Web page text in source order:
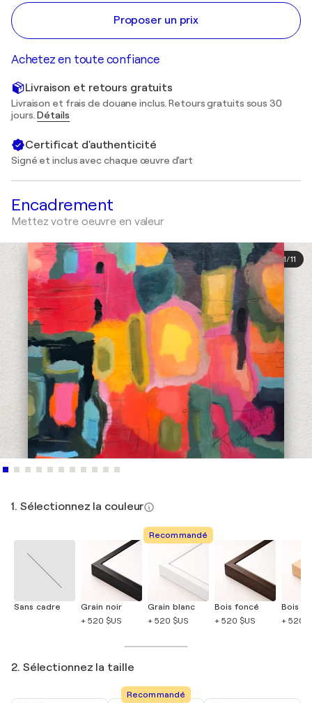
Proposer un prix
Achetez en toute confiance
Livraison et retours gratuits
Livraison et frais de douane inclus. Retours gratuits sous 30
jours.Détails
Certificat d'authenticité
Signé et inclus avec chaque œuvre d'art
Encadrement
Mettez votre oeuvre en valeur
1/11
1. Sélectionnez la couleur
Sans cadre
Grain noir
+ 520 $US
Recommandé
Grain blanc
+ 520 $US
Bois foncé
+ 520 $US
Bois
+ 520
2. Sélectionnez la taille
Recommandé